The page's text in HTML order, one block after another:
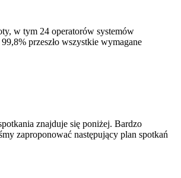
w tym 24 operatorów systemów
przeszło wszystkie wymagane
znajduje się poniżej. Bardzo
zaproponować następujący plan spotkań